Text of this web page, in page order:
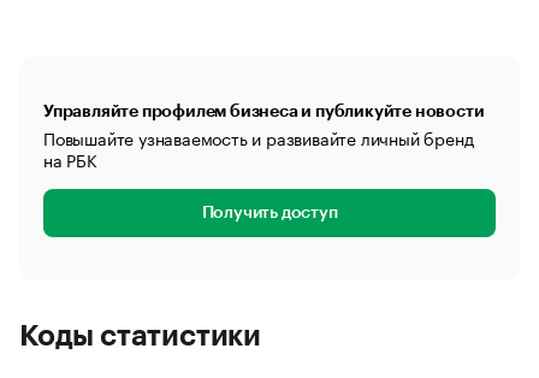
Управляйте профилем бизнеса и публикуйте новости
Повышайте узнаваемость и развивайте личный бренд
на РБК
Получить доступ
Коды статистики